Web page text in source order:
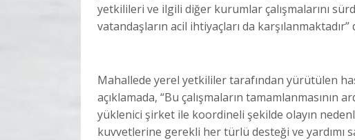
yetkilileri ve ilgili diğer kurumlar çalışmalarını
vatandaşların acil ihtiyaçları da karşılanmaktadır”
Mahallede yerel yetkililer tarafından yürütülen
açıklamada, “Bu çalışmaların
yüklenici şirket ile koordineli şekilde olayın
kuvvetlerine gerekli her türlü desteği ve yardımı